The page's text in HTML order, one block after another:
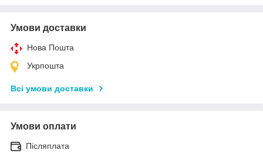
Умови доставки
Нова Пошта
Укрпошта
Всі умови доставки
Умови оплати
Післяплата